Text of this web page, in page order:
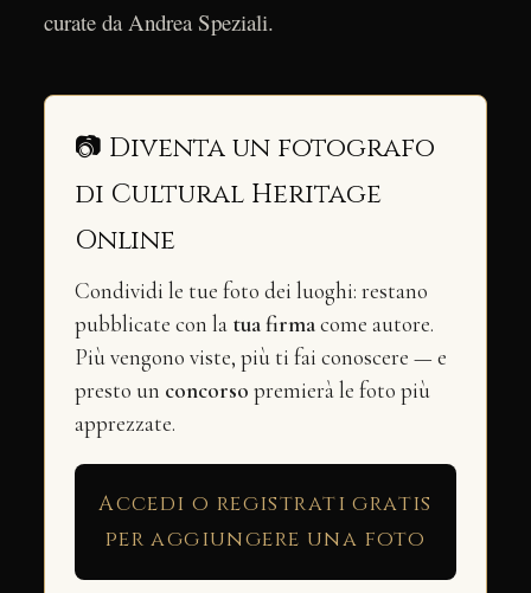
curate da Andrea Speziali.
📷 Diventa un fotografo
di Cultural Heritage
Online
Condividi le tue foto dei luoghi: restano
pubblicate con la tua firmacome autore.
Più vengono viste, più ti fai conoscere — e
presto un concorso premierà le foto più
apprezzate.
Accedi o registrati gratis
per aggiungere una foto